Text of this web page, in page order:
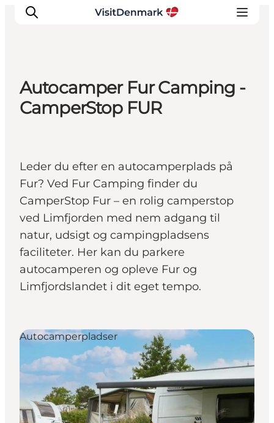
Inspirasjon
Reisemål
Planlegg reisen
Autocamper Fur Camping -
CamperStop FUR
Leder du efter en autocamperplads på
Fur? Ved Fur Camping finder du
CamperStop Fur – en rolig camperstop
ved Limfjorden med nem adgang til
natur, udsigt og campingpladsens
faciliteter. Her kan du parkere
autocamperen og opleve Fur og
Limfjordslandet i dit eget tempo.
Autocamperpladser